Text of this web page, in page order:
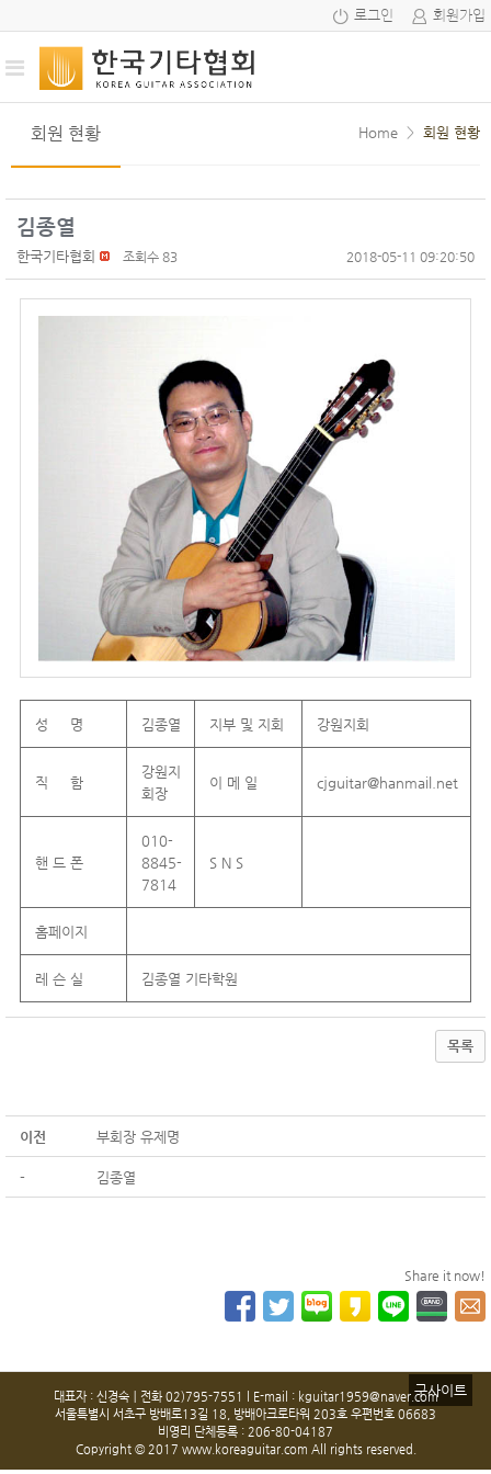
로그인 회원가입
회원 현황 Home > 회원 현황
김종열
한국기타협회 조회수 83 2018-05-11 09:20:50
성 명 김종열 지부 및 지회 강원지회
직 함
강원지
회장
이 메 일 cjguitar@hanmail.net
핸 드 폰
010-
8845-
7814
S N S
홈페이지
레 슨 실 김종열 기타학원
목록
이전 부회장 유제명
- 김종열
Share it now!
구사이트
대표자 : 신경숙ㅣ전화 02)795-7551 l E-mail : kguitar1959@naver.com
서울특별시 서초구 방배로13길 18, 방배아크로타워 203호 우편번호 06683
비영리 단체등록 : 206-80-04187
Copyright © 2017 www.koreaguitar.com All rights reserved.